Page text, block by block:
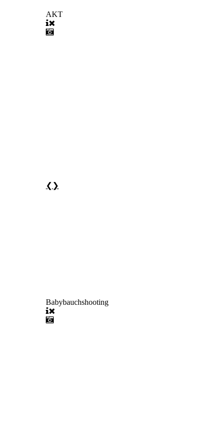
AKT
❮ ❯
Babybauchshooting